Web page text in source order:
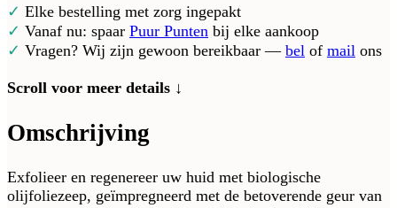
✓ Elke bestelling met zorg ingepakt
✓ Vanaf nu: spaar Puur Punten bij elke aankoop
✓ Vragen? Wij zijn gewoon bereikbaar — bel of mail ons
Scroll voor meer details ↓
Omschrijving
Exfolieer en regenereer uw huid met biologische
olijfoliezeep, geïmpregneerd met de betoverende geur van